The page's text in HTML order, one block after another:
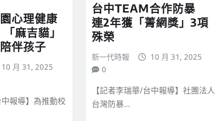
心理健康
麻吉貓」
伴孩子
10 月 31, 2025
中報導】為推動校
台中TEAM合作防暴
連2年獲「菁網獎」3項
殊榮
新一代時報
10 月 31, 2025
0
【記者李瑞華/台中報導】社團法人
台灣防暴…